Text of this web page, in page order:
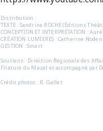
Distribution :
TEXTE : Sandrine ROCHE (Éditions
CONCEPTION ET INTERPRÉTATION :
CRÉATION LUMIERES : Catherine Noden
GESTION : Smart
Soutiens : Direction Régionale des
Filature du Mazel et accompagné par
Crédit photos : R. Gallet